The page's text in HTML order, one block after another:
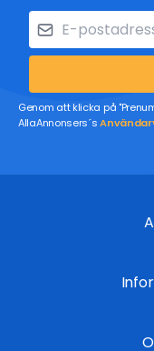
Genom att klicka på
AllaAnnonsers´s